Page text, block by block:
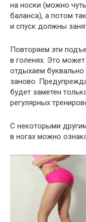
на носки (можно
баланса), а потом
и спуск должны
Повторяем эти
в голенях. Это
отдыхаем буквально
заново.
будет заметен
регулярных
С некоторыми
в ногах можно